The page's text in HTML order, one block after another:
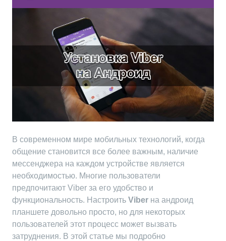
В современном мире мобильных технологий, когда
общение становится все более важным, наличие
мессенджера на каждом устройстве является
необходимостью. Многие пользователи
предпочитают Viber за его удобство и
функциональность. Настроить Viber на андроид
планшете довольно просто, но для некоторых
пользователей этот процесс может вызвать
затруднения. В этой статье мы подробно